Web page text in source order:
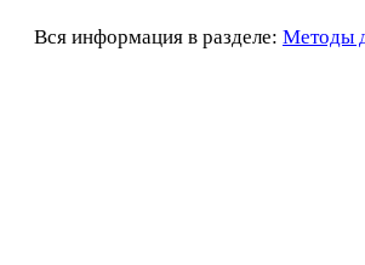
Вся информация в разделе: Методы